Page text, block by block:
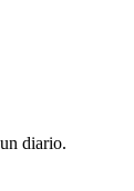
diario.